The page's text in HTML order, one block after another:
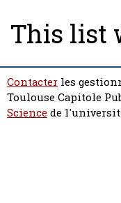
This list
Contacter les
Toulouse Capitole
Sciencede